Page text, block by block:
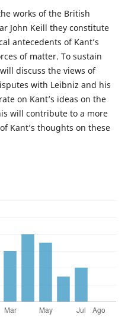
works of the British
John Keill they constitute
antecedents of Kant’s
of matter. To sustain
discuss the views of
with Leibniz and his
on Kant’s ideas on the
will contribute to a more
Kant’s thoughts on these